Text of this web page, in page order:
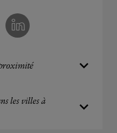
Linkedin
les villes à